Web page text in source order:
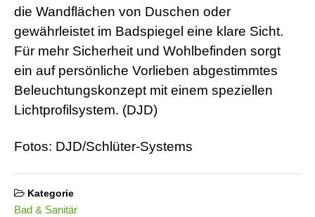
die Wandflächen von Duschen oder
gewährleistet im Badspiegel eine klare Sicht.
Für mehr Sicherheit und Wohlbefinden sorgt
ein auf persönliche Vorlieben abgestimmtes
Beleuchtungskonzept mit einem speziellen
Lichtprofilsystem. (DJD)
Fotos: DJD/Schlüter-Systems
Kategorie
Bad & Sanitär